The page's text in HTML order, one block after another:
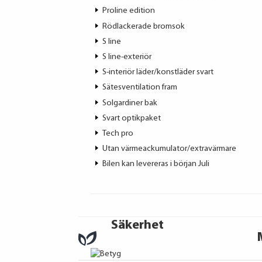
Proline edition
Rödlackerade bromsok
S line
S line-exteriör
S-interiör läder/konstläder svart
Sätesventilation fram
Solgardiner bak
Svart optikpaket
Tech pro
Utan värmeackumulator/extravärmare
Bilen kan levereras i början Juli
Säkerhet